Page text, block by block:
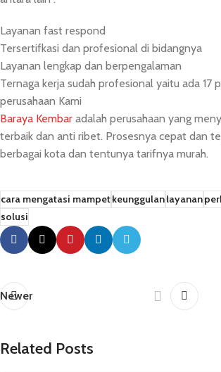
Layanan fast respond
Tersertifkasi dan profesional di bidangnya
Layanan lengkap dan berpengalaman
Ternaga kerja sudah profesional yaitu ada 17
perusahaan Kami
Baraya Kembar adalah perusahaan yang
terbaik dan anti ribet. Prosesnya cepat dan
berbagai kota dan tentunya tarifnya murah.
cara mengatasi mampetkeunggulanlayanan
solusi
Newer
Related Posts